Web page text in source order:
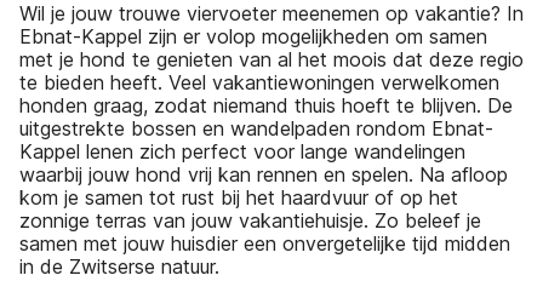
Wil je jouw trouwe viervoeter meenemen op vakantie? In
Ebnat-Kappel zijn er volop mogelijkheden om samen
met je hond te genieten van al het moois dat deze regio
te bieden heeft. Veel vakantiewoningen verwelkomen
honden graag, zodat niemand thuis hoeft te blijven. De
uitgestrekte bossen en wandelpaden rondom Ebnat-
Kappel lenen zich perfect voor lange wandelingen
waarbij jouw hond vrij kan rennen en spelen. Na afloop
kom je samen tot rust bij het haardvuur of op het
zonnige terras van jouw vakantiehuisje. Zo beleef je
samen met jouw huisdier een onvergetelijke tijd midden
in de Zwitserse natuur.